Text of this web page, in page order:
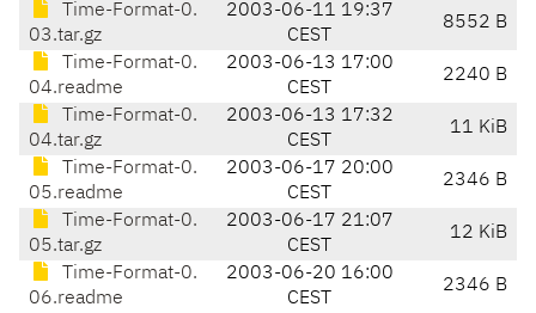
Time-Format-0.
03.tar.gz
2003-06-11 19:37
CEST
8552 B
Time-Format-0.
04.readme
2003-06-13 17:00
CEST
2240 B
Time-Format-0.
04.tar.gz
2003-06-13 17:32
CEST
11 KiB
Time-Format-0.
05.readme
2003-06-17 20:00
CEST
2346 B
Time-Format-0.
05.tar.gz
2003-06-17 21:07
CEST
12 KiB
Time-Format-0.
06.readme
2003-06-20 16:00
CEST
2346 B